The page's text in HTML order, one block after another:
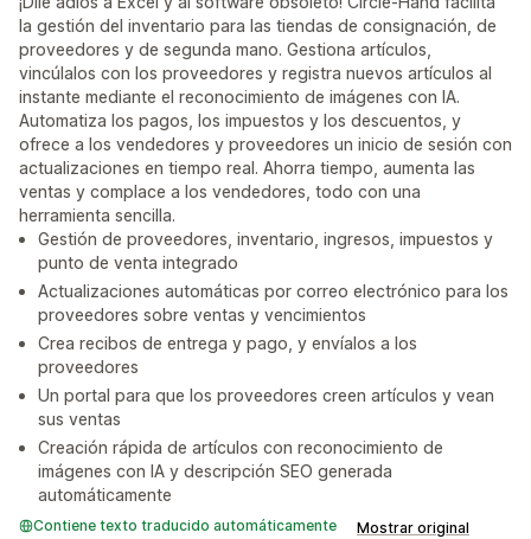
la gestión del inventario para las tiendas de consignación, de
proveedores y de segunda mano. Gestiona artículos,
vincúlalos con los proveedores y registra nuevos artículos al
instante mediante el reconocimiento de imágenes con IA.
Automatiza los pagos, los impuestos y los descuentos, y
ofrece a los vendedores y proveedores un inicio de sesión con
actualizaciones en tiempo real. Ahorra tiempo, aumenta las
ventas y complace a los vendedores, todo con una
herramienta sencilla.
Gestión de proveedores, inventario, ingresos, impuestos y
punto de venta integrado
Actualizaciones automáticas por correo electrónico para los
proveedores sobre ventas y vencimientos
Crea recibos de entrega y pago, y envíalos a los
proveedores
Un portal para que los proveedores creen artículos y vean
sus ventas
Creación rápida de artículos con reconocimiento de
imágenes con IA y descripción SEO generada
automáticamente
Contiene texto traducido automáticamente Mostrar original